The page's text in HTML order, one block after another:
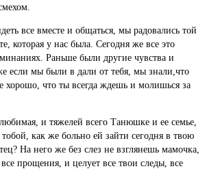
все вместе и общаться, мы радовались той
которая у нас была. Сегодня же все это
Раньше были другие чувства и
если мы были в дали от тебя, мы знали,что
хорошо, что ты всегда ждешь и молишься за
и тяжелей всего Танюшке и ее семье,
тобой, как же больно ей зайти сегодня в твою
На него же без слез не взглянешь мамочка,
прощения, и целует все твои следы, все